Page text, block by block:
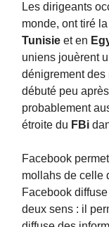
Les dirigeants
monde, ont tiré
Tunisie et en
uniens jouèrent
dénigrement
débuté peu
probablement
étroite du FBi
Facebook
mollahs de celle
Facebook
deux sens : il